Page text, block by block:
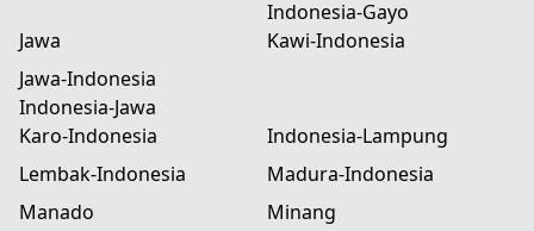
Indonesia-Gayo
Jawa
Jawa-Indonesia
Indonesia-Jawa
Kawi-Indonesia
Karo-Indonesia
Indonesia-Lampung
Lembak-Indonesia
Madura-Indonesia
Manado
Minang